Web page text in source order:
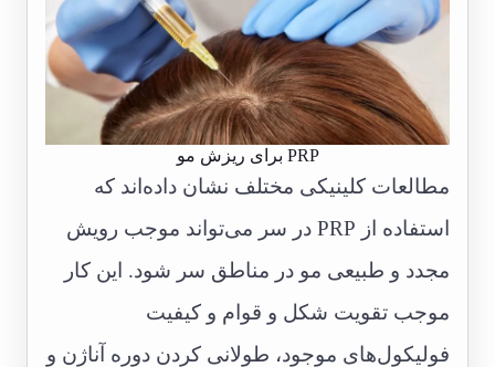
PRP برای ریزش مو
مطالعات کلینیکی مختلف نشان داده‌اند که
استفاده از PRP در سر می‌تواند موجب رویش
مجدد و طبیعی مو در مناطق سر شود. این کار
موجب تقویت شکل و قوام و کیفیت
فولیکول‌های موجود، طولانی کردن دوره آناژن و